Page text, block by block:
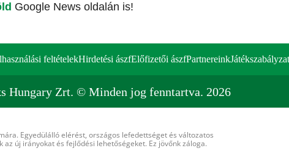
Google News oldalán is!
feltételekHirdetési ászfElőfizetői ászfPartnereinkJátékszabályzat
Hungary Zrt. © Minden jog fenntartva. 2026
Egyedülálló elérést, országos lefedettséget és változatos
új irányokat és fejlődési lehetőségeket. Ez jövőnk záloga.